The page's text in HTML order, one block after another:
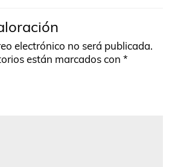
electrónico no será publicada.
están marcados con *